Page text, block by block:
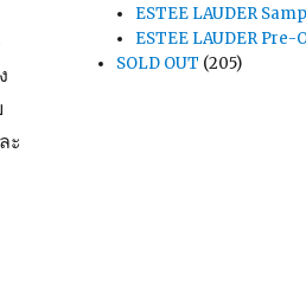
ะ
ESTEE LAUDER
ESTEE LAUDER Pre-
SOLD OUT (205)